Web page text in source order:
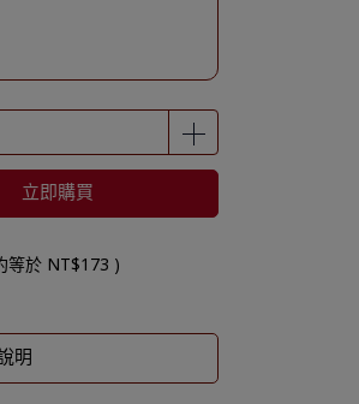
立即購買
等於 NT$173 )
明